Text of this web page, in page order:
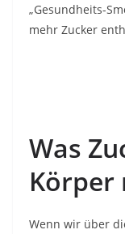
„Gesundheits-
mehr Zucker
Was
Körper
Wenn wir über